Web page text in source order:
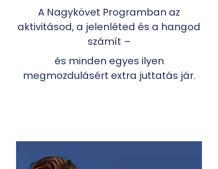
A Nagykövet Programban az
aktivitásod, a jelenléted és a hangod
számít –
és minden egyes ilyen
megmozdulásért extra juttatás jár.